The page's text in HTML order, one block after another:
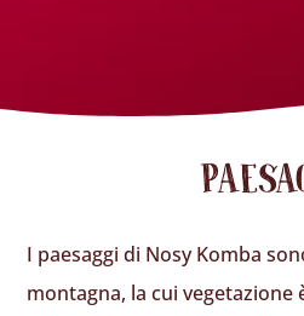
I paesaggi di Nosy Komba
montagna, la cui vegetazione